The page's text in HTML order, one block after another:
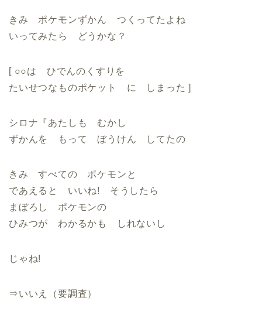
きみ ポケモンずかん つくってたよね
いってみたら どうかな？
[ ○○は ひでんのくすりを
たいせつなものポケット に しまった ]
シロナ『あたしも むかし
ずかんを もって ぼうけん してたの
きみ すべての ポケモンと
であえると いいね! そうしたら
まぼろし ポケモンの
ひみつが わかるかも しれないし
じゃね!
⇒いいえ（要調査）